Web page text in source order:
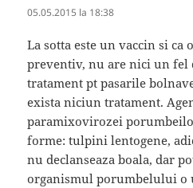
05.05.2015 la 18:38
La sotta este un vaccin si ca
preventiv, nu are nici un fel
tratament pt pasarile
exista niciun tratament.
paramixovirozei
forme: tulpini lentogene,
nu declanseaza boala, dar
organismul porumbelului o